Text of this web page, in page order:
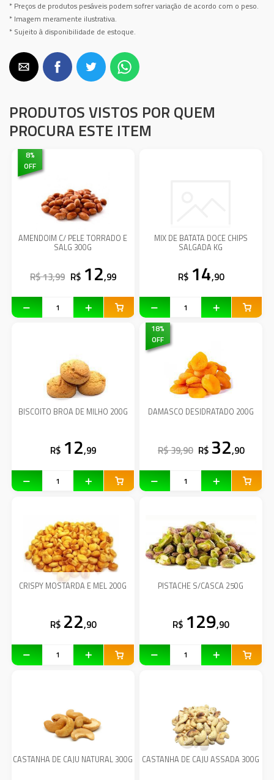
* Preços de produtos pesáveis podem sofrer variação de acordo com o peso.
* Imagem meramente ilustrativa.
* Sujeito à disponibilidade de estoque.
PRODUTOS VISTOS POR QUEM
PROCURA ESTE ITEM
8%
OFF
AMENDOIM C/ PELE TORRADO E
SALG 300G
R$ 13,99 R$ 12,99
MIX DE BATATA DOCE CHIPS
SALGADA KG
R$ 14,90
BISCOITO BROA DE MILHO 200G
R$ 12,99
18%
OFF
DAMASCO DESIDRATADO 200G
R$ 39,90 R$ 32,90
CRISPY MOSTARDA E MEL 200G
R$ 22,90
PISTACHE S/CASCA 250G
R$ 129,90
CASTANHA DE CAJU NATURAL 300G CASTANHA DE CAJU ASSADA 300G